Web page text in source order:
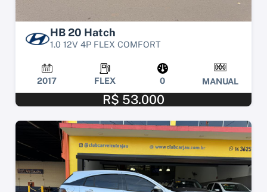
HB 20 Hatch
1.0 12V 4P FLEX COMFORT
2017 FLEX 0 MANUAL
R$ 53.000